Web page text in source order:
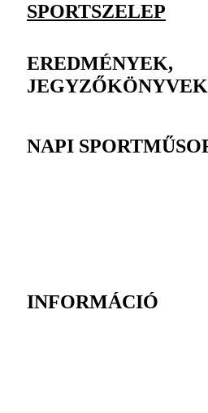
SPORTSZELEP
EREDMÉNYEK,
NAPI
INFORMÁCIÓ